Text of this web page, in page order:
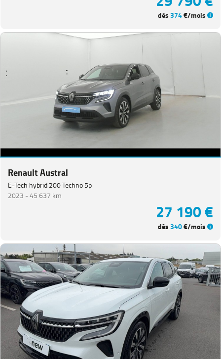
dès374€/mois
Renault Austral
E-Tech hybrid 200 Techno 5p
2023 -45 637 km
27 190 €
dès340€/mois